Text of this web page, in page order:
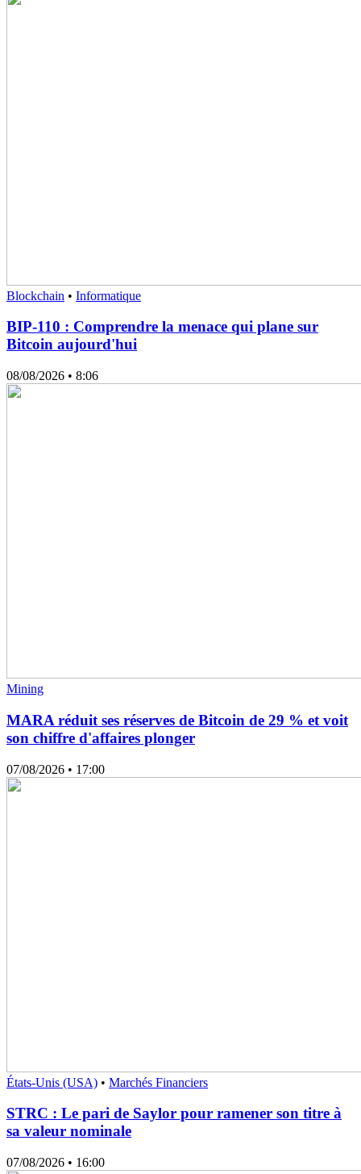
Blockchain • Informatique
BIP-110 : Comprendre la menace qui plane sur
Bitcoin aujourd'hui
08/08/2026 • 8:06
Mining
MARA réduit ses réserves de Bitcoin de 29 % et voit
son chiffre d'affaires plonger
07/08/2026 • 17:00
États-Unis (USA) • Marchés Financiers
STRC : Le pari de Saylor pour ramener son titre à
sa valeur nominale
07/08/2026 • 16:00